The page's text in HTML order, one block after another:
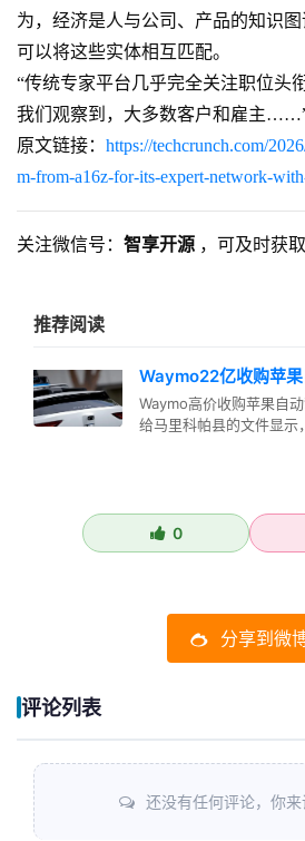
为，经济是人与公司、产品的知识图
可以将这些实体相互匹配。
“传统专家平台几乎完全关注职位头
我们观察到，大多数客户和雇主
原文链接： https://techcrunch.com/
m-from-a16z-for-its-expert-network-
关注微信号： 智享开源 ，可及时获
推荐阅读
Waymo22亿收购苹
Waymo高价收购苹果自
给马里科帕县的文件显示
0
分享到微
评论列表
还没有任何评论，你来